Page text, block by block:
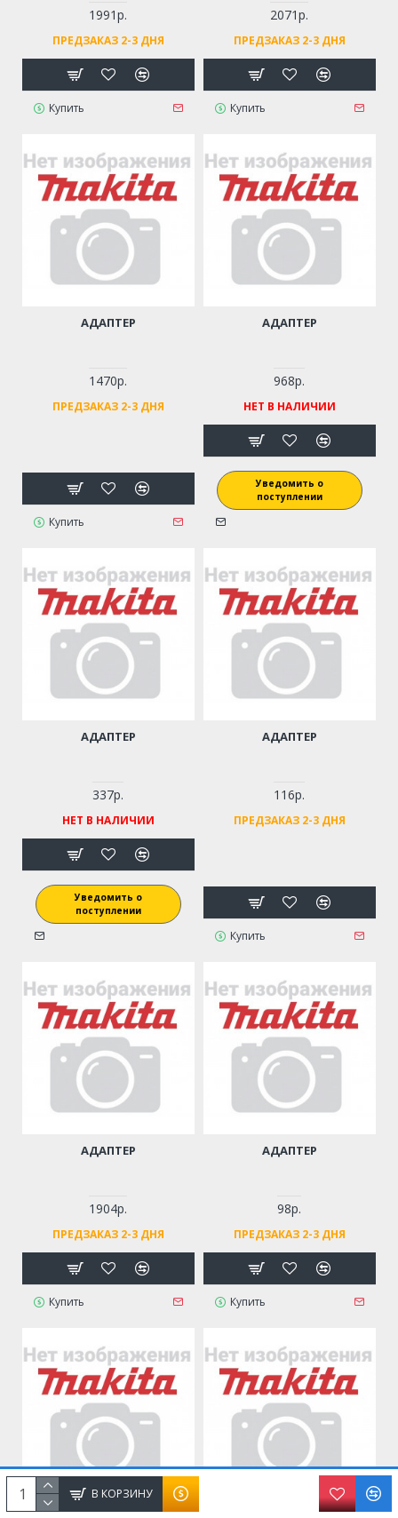
В КОРЗИНУ
1991р.
ПРЕДЗАКАЗ 2-3 ДНЯ
Купить
2071р.
ПРЕДЗАКАЗ 2-3 ДНЯ
Купить
АДАПТЕР
1470р.
ПРЕДЗАКАЗ 2-3 ДНЯ
Купить
АДАПТЕР
968р.
НЕТ В НАЛИЧИИ
Уведомить о
поступлении
АДАПТЕР
337р.
НЕТ В НАЛИЧИИ
Уведомить о
поступлении
АДАПТЕР
116р.
ПРЕДЗАКАЗ 2-3 ДНЯ
Купить
АДАПТЕР
1904р.
ПРЕДЗАКАЗ 2-3 ДНЯ
Купить
АДАПТЕР
98р.
ПРЕДЗАКАЗ 2-3 ДНЯ
Купить